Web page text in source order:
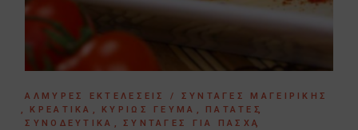
ΑΛΜΥΡΈΣ ΕΚΤΕΛΈΣΕΙΣ / ΣΥΝΤΑΓΈΣ ΜΑΓΕΙΡΙΚΉΣ
ΚΡΕΑΤΙΚΆ
ΚΥΡΊΩΣ ΓΕΎΜΑ
ΠΑΤΆΤΕΣ
ΣΥΝΟΔΕΥΤΙΚΆ
ΣΥΝΤΑΓΈΣ ΓΙΑ ΠΆΣΧΑ